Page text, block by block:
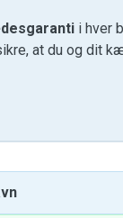
i hver
at du og dit